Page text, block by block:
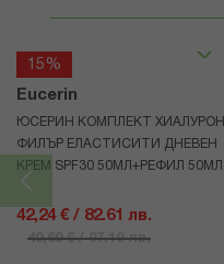
15%
Eucerin
ЮСЕРИН КОМПЛЕКТ ХИАЛУРОН
ФИЛЪР ЕЛАСТИСИТИ ДНЕВЕН
КРЕМ SPF30 50МЛ+РЕФИЛ 50МЛ
42,24 € / 82.61 лв.
49,69 € / 97.19 лв.